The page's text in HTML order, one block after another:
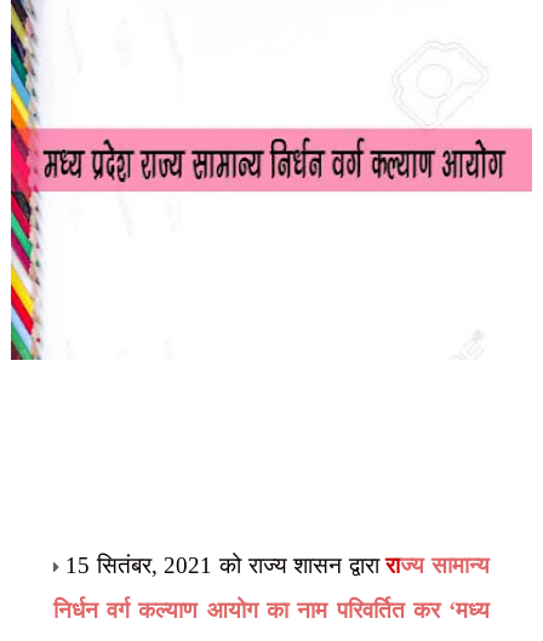
15 सितंबर, 2021 को राज्य शासन द्वाराराज्य सामान्य
निर्धन वर्ग कल्याण आयोग का नाम परिवर्तित कर ‘मध्य